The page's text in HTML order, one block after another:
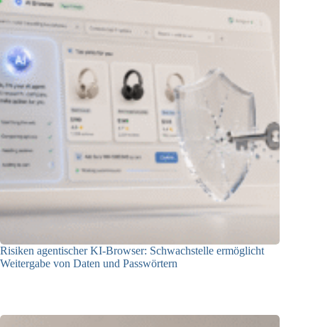
Risiken agentischer KI-Browser: Schwachstelle ermöglicht
Weitergabe von Daten und Passwörtern